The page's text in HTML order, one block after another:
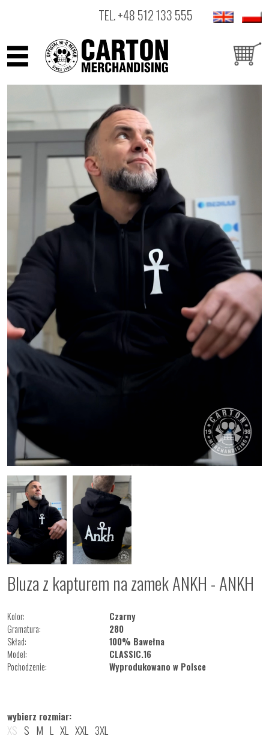
TEL.+48 512 133 555
ARTYŚCI
PRODUKTY
OUTLET
Bluza z kapturem na zamek ANKH - ANKH
Kolor:
Czarny
Gramatura:
280
Skład:
100% Bawełna
Model:
CLASSIC.16
Pochodzenie:
Wyprodukowano w Polsce
wybierz rozmiar:
XS S M L XL XXL 3XL